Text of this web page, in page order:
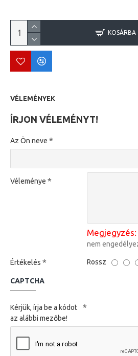
KOSÁRBA
VÉLEMÉNYEK
ÍRJON VÉLEMÉNYT!
Az Ön neve
Véleménye
Megjegyzés:
nem
Értékelés Rossz
CAPTCHA
Kérjük, írja be a kódot
az alábbi mezőbe!